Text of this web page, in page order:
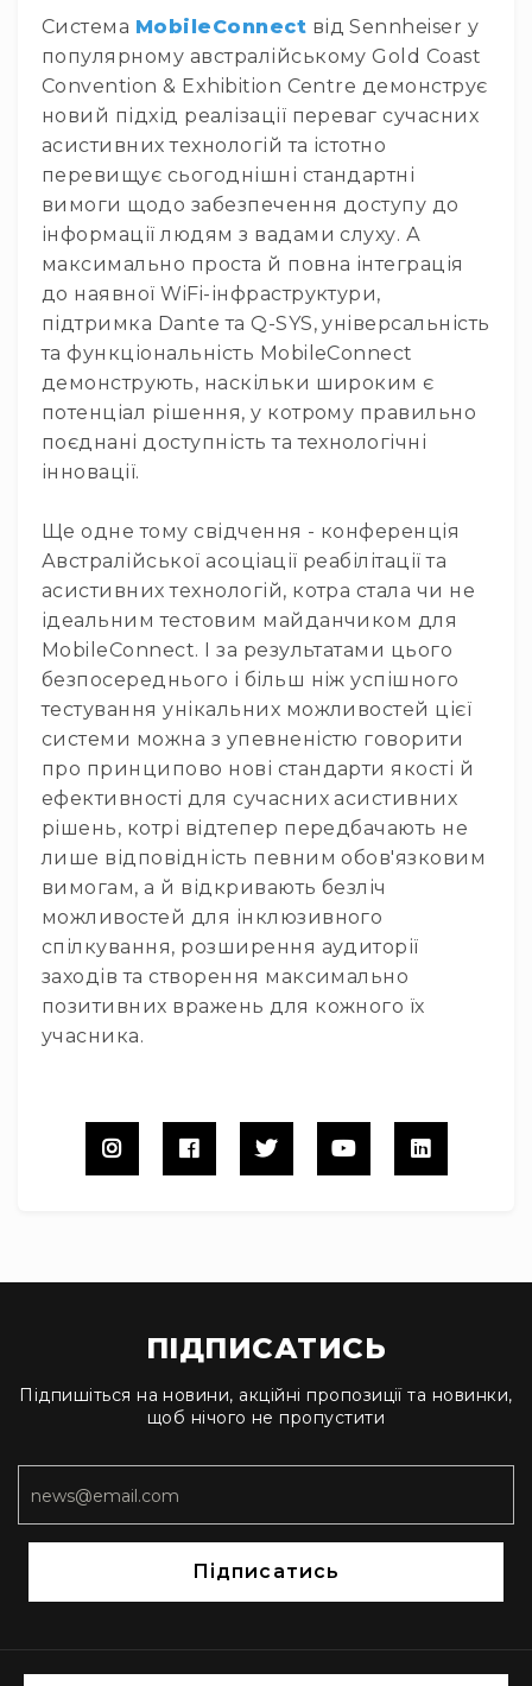
Інтерактивні
дошки
Аксесуари
і
комплектуючі
Камери
Відеокамери
Фотокамери
PTZ
камери
Відеобари
Вебкамери
Екрани
та
панелі
Проекційні
Аксесуари
і
комплектуючі
Пульти
та
комутатори
Пульти
Матричні
комутатори
Аксесуари
і
комплектуючі
Аксесуари
Музичні
інструменти
Гітари
та
гітарне
гітари
Акустичні
гітари
кабінети
Комбопідсилювачі
Аксесуари
компоненти
ударні
та
Система MobileConnect від Sennheiser у
популярному австралійському Gold Coast
Convention & Exhibition Centre демонструє
новий підхід реалізації переваг сучасних
асистивних технологій та істотно
перевищує сьогоднішні стандартні
вимоги щодо забезпечення доступу до
інформації людям з вадами слуху. А
максимально проста й повна інтеграція
до наявної WiFi-інфраструктури,
підтримка Dante та Q-SYS, універсальність
та функціональність MobileConnect
демонструють, наскільки широким є
потенціал рішення, у котрому правильно
поєднані доступність та технологічні
інновації.
Ще одне тому свідчення - конференція
Австралійської асоціації реабілітації та
асистивних технологій, котра стала чи не
ідеальним тестовим майданчиком для
MobileConnect. І за результатами цього
безпосереднього і більш ніж успішного
тестування унікальних можливостей цієї
системи можна з упевненістю говорити
про принципово нові стандарти якості й
ефективності для сучасних асистивних
рішень, котрі відтепер передбачають не
лише відповідність певним обов'язковим
вимогам, а й відкривають безліч
можливостей для інклюзивного
спілкування, розширення аудиторії
заходів та створення максимально
позитивних вражень для кожного їх
учасника.
ПІДПИСАТИСЬ
Підпишіться на новини, акційні пропозиції та новинки,
щоб нічого не пропустити
Підписатись